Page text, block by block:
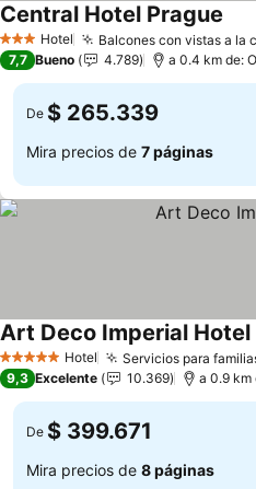
3 Estrellas
Hotel Balcones con vistas a la
Central Hotel Prague
7,7 Bueno 4.789 a 0.4 km de:
De $ 265.339
Mira precios de 7 páginas
5 Estrellas Hotel Servicios para
Art Deco Imperial Hotel
9,3 Excelente 10.369 a 0.9 km
De $ 399.671
Mira precios de 8 páginas